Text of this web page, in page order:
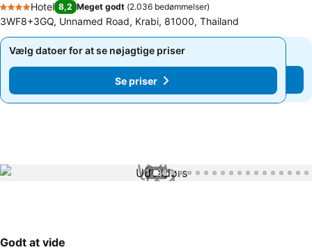
4 Stjerner
Hotel 8,2 Meget godt (2.036 bedømmelser)
3WF8+3GQ, Unnamed Road, Krabi, 81000, Thailand
Vælg datoer for at se nøjagtige priser
Se priser
Vælg datoer for at se nøjagtige priser
Se priser
1 / 38
Godt at vide